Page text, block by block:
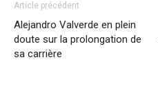
Article précédent
Alejandro Valverde en plein
doute sur la prolongation de
sa carrière